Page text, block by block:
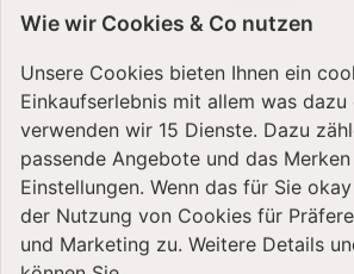
Wie wir Cookies & Co nutzen
Unsere Cookies bieten Ihnen ein
Einkaufserlebnis mit allem was
verwenden wir 15 Dienste. Dazu
passende Angebote und das
Einstellungen. Wenn das für Sie
der Nutzung von Cookies für
und Marketing zu. Weitere Details